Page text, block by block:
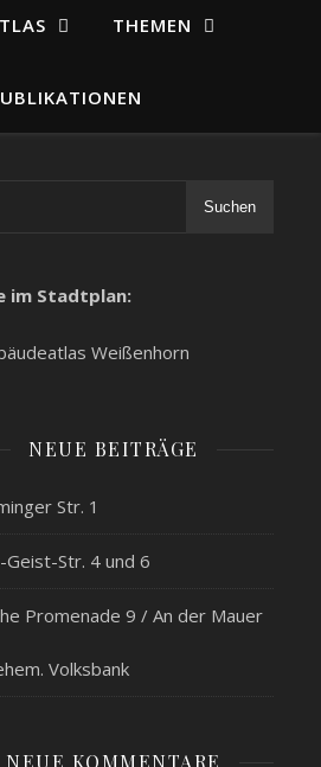
THEMEN
Suchen
im Stadtplan:
NEUE BEITRÄGE
Str. 1
Geist-Str. 4 und 6
Promenade 9 / An der Mauer
Volksbank
NEUE KOMMENTARE